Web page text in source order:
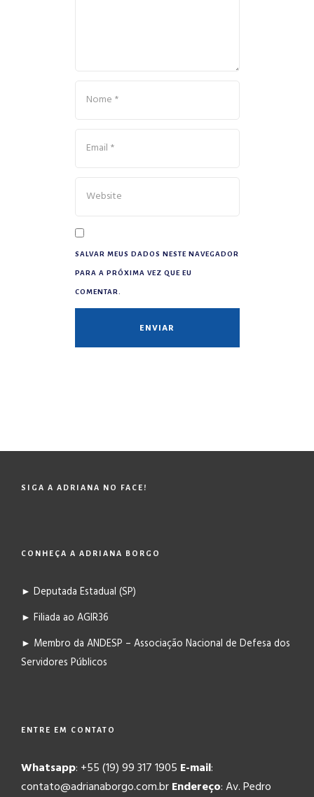
SALVAR MEUS DADOS NESTE NAVEGADOR
PARA A PRÓXIMA VEZ QUE EU
COMENTAR.
SIGA A ADRIANA NO FACE!
CONHEÇA A ADRIANA BORGO
► Deputada Estadual (SP)
► Filiada ao AGIR36
► Membro da ANDESP – Associação Nacional de Defesa dos
Servidores Públicos
ENTRE EM CONTATO
Whatsapp: +55 (19) 99 317 1905 E-mail:
contato@adrianaborgo.com.brEndereço: Av. Pedro